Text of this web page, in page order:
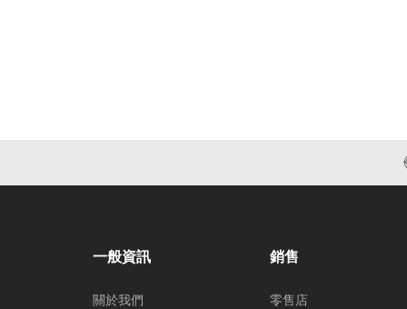
一般資訊
關於我們
銷售
零售店